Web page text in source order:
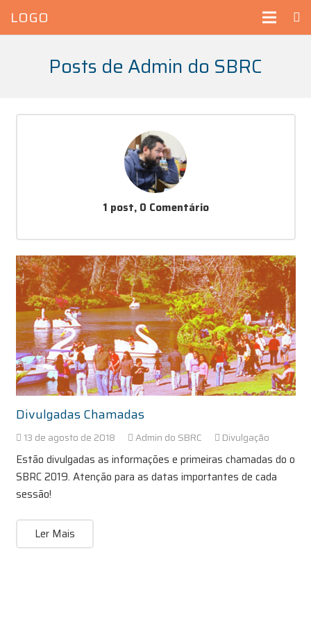
LOGO
Posts de Admin do SBRC
1 post, 0 Comentário
Divulgadas Chamadas
13 de agosto de 2018 Admin do SBRC Divulgação
Estão divulgadas as informações e primeiras chamadas do o
SBRC 2019. Atenção para as datas importantes de cada
sessão!
Ler Mais